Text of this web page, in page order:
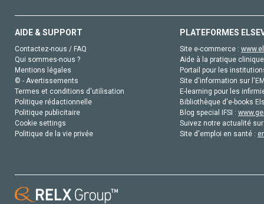
AIDE & SUPPORT
Contactez-nous / FAQ
Qui sommes-nous ?
Mentions légales
© - Avertissements
Termes et conditions d'utilisation
Politique rédactionnelle
Politique publicitaire
Cookie settings
Politique de la vie privée
PLATEFORMES
Site e-commerce :
Aide à la pratique
Portail pour les
Site d'information sur
E-learning pour les
Bibliothèque d'e-books
Blog special IFSI :
Suivez notre actualité
Site d'emploi en santé :